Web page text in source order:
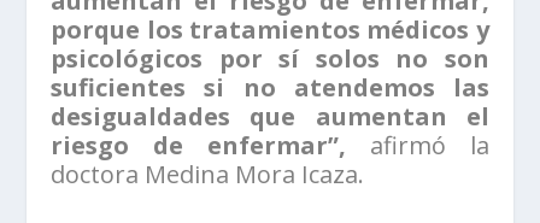
porque los tratamientos médicos y
psicológicos por sí solos no son
suficientes si no atendemos las
desigualdades que aumentan el
riesgo de enfermar”, afirmó la
doctora Medina Mora Icaza.